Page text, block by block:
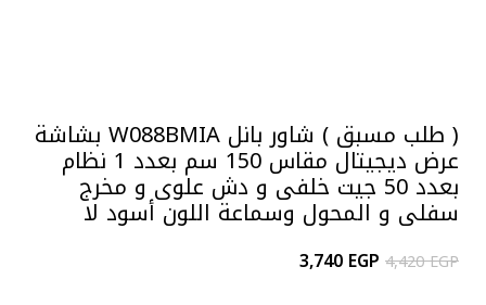
( طلب مسبق ) شاور بانل W088BMIA بشاشة
عرض ديجيتال مقاس 150 سم بعدد 1 نظام
بعدد 50 جيت خلفى و دش علوى و مخرج
سفلى و المحول وسماعة اللون أسود لا
4,420EGP
3,740EGP